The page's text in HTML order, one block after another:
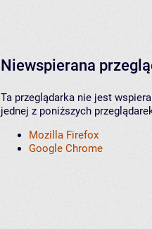
Niewspierana
Ta przeglądarka nie jest
jednej z poniższych
Mozilla Firefox
Google Chrome